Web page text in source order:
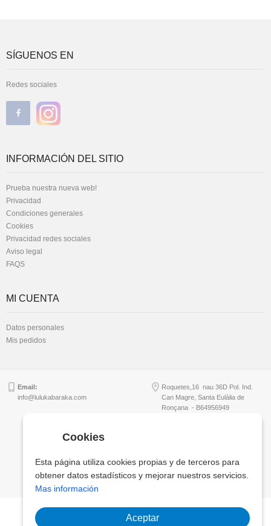
SÍGUENOS EN
Redes sociales
INFORMACIÓN DEL SITIO
Prueba nuestra nueva web!
Privacidad
Condiciones generales
Cookies
Privacidad redes sociales
Aviso legal
FAQS
MI CUENTA
Datos personales
Mis pedidos
Email:
info@lulukabaraka.com
Roquetes,16 nau 36D Pol. Ind.
Can Magre, Santa Eulàlia de
Ronçana - B64956949
Cookies
Esta página utiliza cookies propias y de terceros para
obtener datos estadísticos y mejorar nuestros servicios.
Mas información
Aceptar